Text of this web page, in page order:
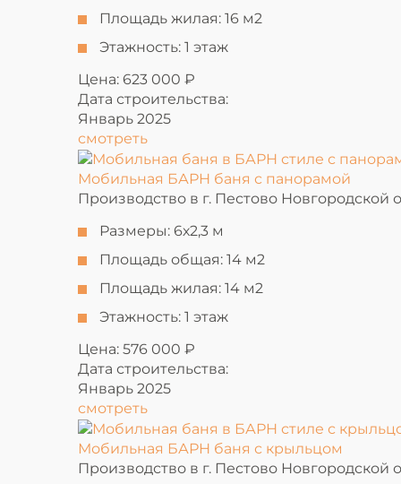
Площадь жилая: 16 м2
Этажность: 1 этаж
Цена: 623 000 ₽
Дата строительства:
Январь 2025
смотреть
Мобильная БАРН баня с панорамой
Производство в г. Пестово Новгородской
Размеры: 6х2,3 м
Площадь общая: 14 м2
Площадь жилая: 14 м2
Этажность: 1 этаж
Цена: 576 000 ₽
Дата строительства:
Январь 2025
смотреть
Мобильная БАРН баня с крыльцом
Производство в г. Пестово Новгородской